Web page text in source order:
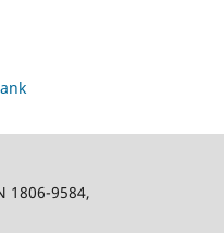
1806-9584,